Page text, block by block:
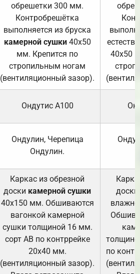
обрешетки 300 мм.
Контробрешётка
выполняется из бруска
камерной сушки40х50
мм. Крепится по
стропильным ногам
(вентиляционный зазор).
40х50
Ондутис А100
Ондулин, Черепица
Ондулин.
Каркас из обрезной
доски камерной сушки
40х150 мм. Обшиваются
вагонкой камерной
сушки толщиной 16 мм.
сорт АВ по контррейке
20х40 мм.
(вентиляционный зазор).
доски
по